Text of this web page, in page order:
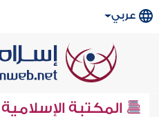
عربي
المكتبة الإسلامية